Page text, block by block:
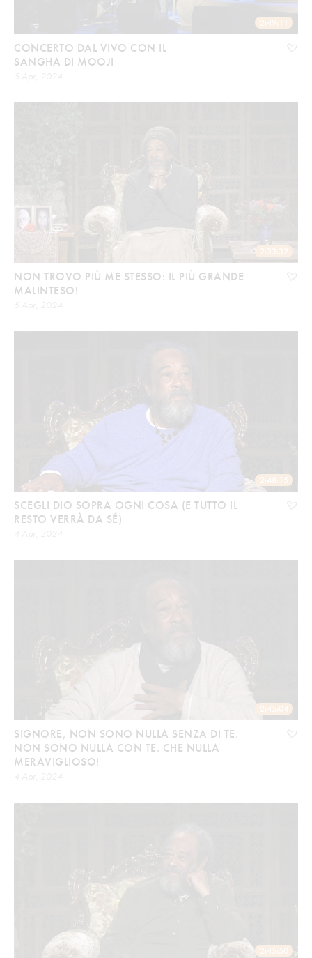
2:49:11
CONCERTO DAL VIVO CON IL
SANGHA DI MOOJI
2:33:32
NON TROVO PIÙ ME STESSO: IL PIÙ GRANDE
MALINTESO!
2:48:15
SCEGLI DIO SOPRA OGNI COSA (E TUTTO IL
RESTO VERRÀ DA SÉ)
2:45:04
SIGNORE, NON SONO NULLA SENZA DI TE.
NON SONO NULLA CON TE. CHE NULLA
MERAVIGLIOSO!
2:45:50